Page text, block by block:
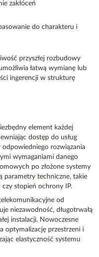
zakłóceń
do charakteru i
przyszłej rozbudowy
łatwą wymianę lub
ingerencji w strukturę
element każdej
dostęp do usług
rozwiązania
wymaganiami danego
po złożone systemy
parametry techniczne, takie
stopień ochrony IP.
od
niezawodność, długotrwałą
instalacji. Nowoczesne
optymalizację przestrzeni i
elastyczność systemu